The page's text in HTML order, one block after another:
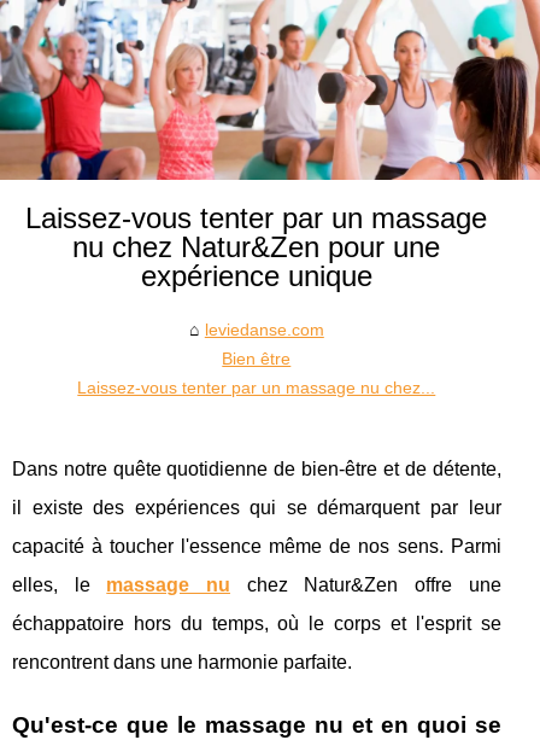
Laissez-vous tenter par un massage
nu chez Natur&Zen pour une
expérience unique
leviedanse.com
Bien être
Laissez-vous tenter par un massage nu chez...
Dans notre quête quotidienne de bien-être et de détente,
il existe des expériences qui se démarquent par leur
capacité à toucher l'essence même de nos sens. Parmi
elles, le massage nu chez Natur&Zen offre une
échappatoire hors du temps, où le corps et l'esprit se
rencontrent dans une harmonie parfaite.
Qu'est-ce que le massage nu et en quoi se